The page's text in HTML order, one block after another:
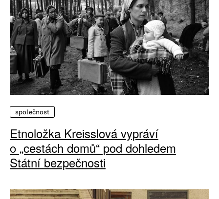
společnost
Etnoložka Kreisslová vypráví
o „cestách domů“ pod dohledem
Státní bezpečnosti